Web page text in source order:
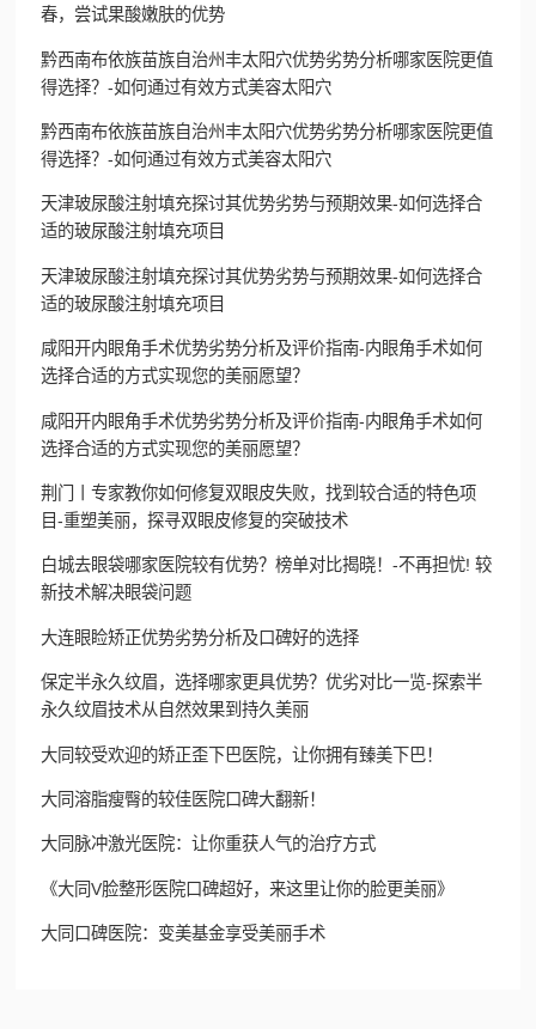
春，尝试果酸嫩肤的优势
黔西南布依族苗族自治州丰太阳穴优势劣势分析哪家医院更值
得选择？-如何通过有效方式美容太阳穴
黔西南布依族苗族自治州丰太阳穴优势劣势分析哪家医院更值
得选择？-如何通过有效方式美容太阳穴
天津玻尿酸注射填充探讨其优势劣势与预期效果-如何选择合
适的玻尿酸注射填充项目
天津玻尿酸注射填充探讨其优势劣势与预期效果-如何选择合
适的玻尿酸注射填充项目
咸阳开内眼角手术优势劣势分析及评价指南-内眼角手术如何
选择合适的方式实现您的美丽愿望？
咸阳开内眼角手术优势劣势分析及评价指南-内眼角手术如何
选择合适的方式实现您的美丽愿望？
荆门丨专家教你如何修复双眼皮失败，找到较合适的特色项
目-重塑美丽，探寻双眼皮修复的突破技术
白城去眼袋哪家医院较有优势？榜单对比揭晓！-不再担忧! 较
新技术解决眼袋问题
大连眼睑矫正优势劣势分析及口碑好的选择
保定半永久纹眉，选择哪家更具优势？优劣对比一览-探索半
永久纹眉技术从自然效果到持久美丽
大同较受欢迎的矫正歪下巴医院，让你拥有臻美下巴！
大同溶脂瘦臀的较佳医院口碑大翻新！
大同脉冲激光医院：让你重获人气的治疗方式
《大同V脸整形医院口碑超好，来这里让你的脸更美丽》
大同口碑医院：变美基金享受美丽手术